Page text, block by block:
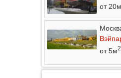
от 20м
от 5м2